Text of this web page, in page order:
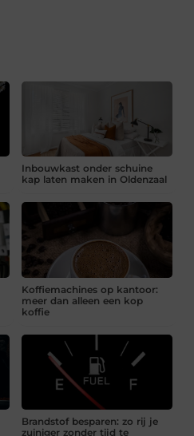
Inbouwkast onder schuine
kap laten maken in Oldenzaal
Koffiemachines op kantoor:
meer dan alleen een kop
koffie
Brandstof besparen: zo rij je
zuiniger zonder tijd te